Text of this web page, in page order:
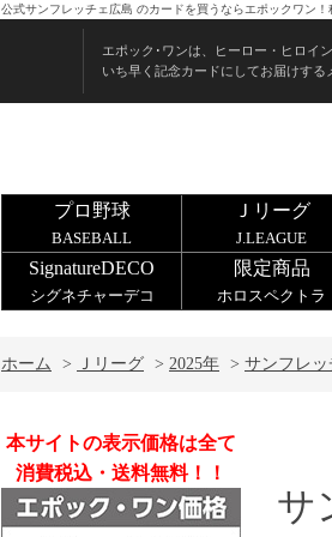
公式サンフレッチェ広島 のカードを買うならエポックワン
エポック･ワンは、ヒーロー・ヒロイ
いち早く記念カードにしてお届けす
プロ野球
BASEBALL
Ｊリーグ
J.LEAGUE
SignatureDECO
シグネチャーデコ
限定商品
ホロスペクトラ
ホーム > Ｊリーグ > 2025年 > サンフレ
本サイトの表示価格は全て
消費税込・送料無料！！
サ